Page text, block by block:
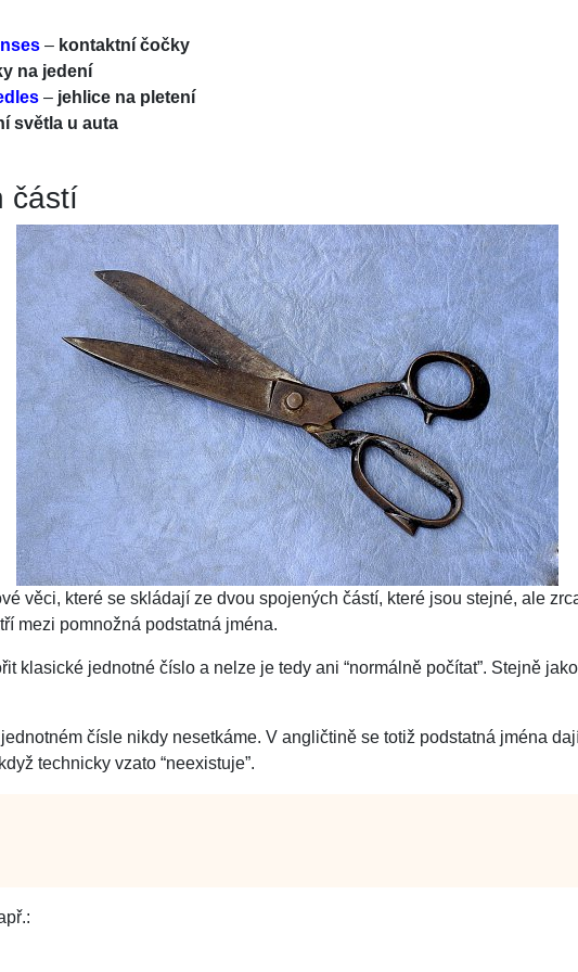
– kontaktní čočky
na jedení
– jehlice na pletení
světla u auta
částí
věci, které se skládají ze dvou spojených částí, které jsou stejné, ale
mezi pomnožná podstatná jména.
klasické jednotné číslo a nelze je tedy ani “normálně počítat”. Stejně
čísle nikdy nesetkáme. V angličtině se totiž podstatná jména
technicky vzato “neexistuje”.